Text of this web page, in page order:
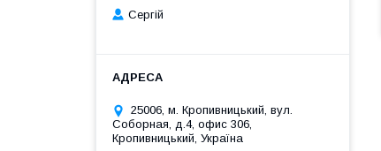
Сергій
25006, м. Кропивницький, вул.
Соборная, д.4, офис 306,
Кропивницький, Україна